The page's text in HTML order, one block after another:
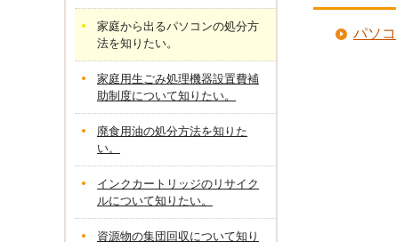
パソ
家庭から出るパソコンの処分方
法を知りたい。
家庭用生ごみ処理機器設置費補
助制度について知りたい。
廃食用油の処分方法を知りた
い。
インクカートリッジのリサイク
ルについて知りたい。
資源物の集団回収について知り